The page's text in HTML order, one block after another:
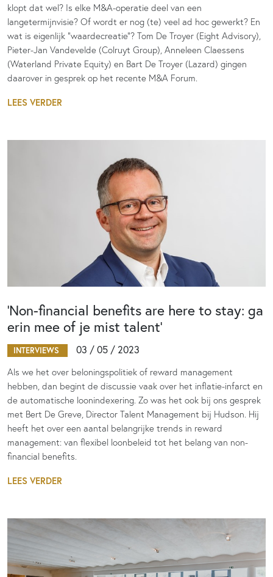
klopt dat wel? Is elke M&A-operatie deel van een
langetermijnvisie? Of wordt er nog (te) veel ad hoc gewerkt? En
wat is eigenlijk “waardecreatie”? Tom De Troyer (Eight Advisory),
Pieter-Jan Vandevelde (Colruyt Group), Anneleen Claessens
(Waterland Private Equity) en Bart De Troyer (Lazard) gingen
daarover in gesprek op het recente M&A Forum.
LEES VERDER
‘Non-financial benefits are here to stay: ga
erin mee of je mist talent’
INTERVIEWS 03 / 05 / 2023
Als we het over beloningspolitiek of reward management
hebben, dan begint de discussie vaak over het inflatie-infarct en
de automatische loonindexering. Zo was het ook bij ons gesprek
met Bert De Greve, Director Talent Management bij Hudson. Hij
heeft het over een aantal belangrijke trends in reward
management: van flexibel loonbeleid tot het belang van non-
financial benefits.
LEES VERDER